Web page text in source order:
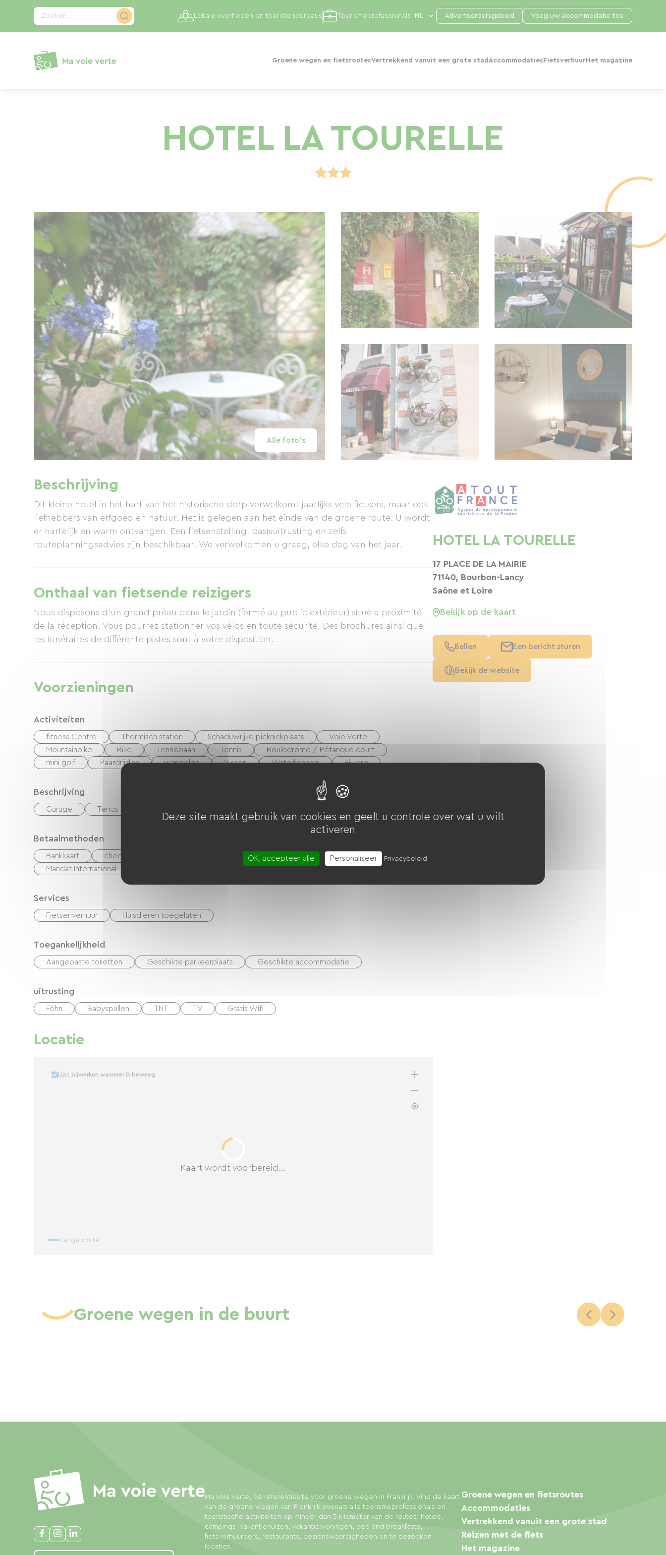
Zoeken...
Groene wegen en fietsroutesVertrekkend vanuit een grote stad Accommodaties Fietsverhuur Het magazine
Lokale overheden en toeristenbureaus Toerismeprofessionals Adverteerdersgebied Voeg uw accommodatie toe
HOTEL LA TOURELLE
Alle foto's
Beschrijving
Dit kleine hotel in het hart van het historische dorp verwelkomt jaarlijks vele fietsers, maar ook
liefhebbers van erfgoed en natuur. Het is gelegen aan het einde van de groene route. U wordt
er hartelijk en warm ontvangen. Een fietsenstalling, basisuitrusting en zelfs
routeplanningsadvies zijn beschikbaar. We verwelkomen u graag, elke dag van het jaar.
Onthaal van fietsende reizigers
Nous disposons d'un grand préau dans le jardin (fermé au public extérieur) situé a proximité
de la réception. Vous pourrez stationner vos vélos en toute sécurité. Des brochures ainsi que
les itinéraires de différente pistes sont à votre disposition.
Voorzieningen
Activiteiten
fitness Centre Thermisch station Schaduwrijke picknickplaats
Voie Verte
Mountainbike
Bike Tennisbaan Tennis
Boulodrome / Pétanque court
mini golf
Paardrijden wandelen Vissen Waterlichaam Riviere
Beschrijving
Garage Terras
Betaalmethoden
Bankkaart checks Vakantiebonnen (ANCV)
overdracht
Mandat International
Services
Fietsenverhuur Huisdieren toegelaten
Toegankelijkheid
Aangepaste toiletten Geschikte parkeerplaats Geschikte accommodatie
uitrusting
Föhn Babyspullen TNT TV Gratis Wifi
Locatie
Kaart wordt voorbereid...
Lijst bijwerken wanneer ik beweeg
Lange route
HOTEL LA TOURELLE
17 PLACE DE LA MAIRIE
71140, Bourbon-Lancy
Saône et Loire
Bekijk op de kaart
Bellen Een bericht sturen
Bekijk de website
Groene wegen in de buurt
Ma Voie Verte, de referentiesite voor groene wegen in Frankrijk. Vind de kaart
van de groene wegen van Frankrijk evenals alle toerismeprofessionals en
toeristische activiteiten op minder dan 5 kilometer van de routes: hotels,
campings, vakantiehuizen, vakantiewoningen, bed and breakfasts,
fietsverhuurders, restaurants, bezienswaardigheden en te bezoeken
locaties.
Groene wegen en fietsroutes
Accommodaties
Vertrekkend vanuit een grote stad
Reizen met de fiets
Het magazine
Cookies beheer paneel
Deze site maakt gebruik van cookies en geeft u controle over wat u wilt
activeren
OK, accepteer alle Personaliseer Privacybeleid